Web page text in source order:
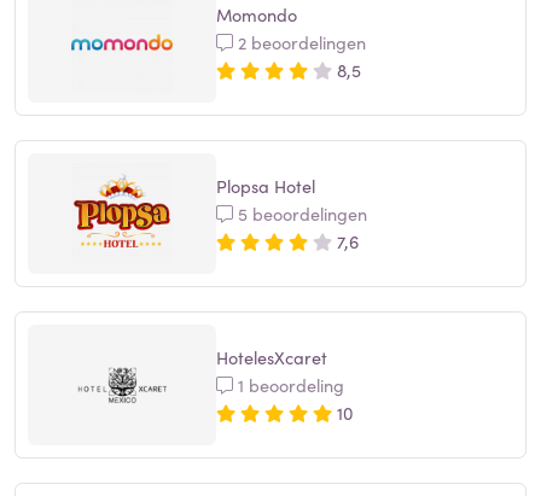
Momondo
2 beoordelingen
8,5
Plopsa Hotel
5 beoordelingen
7,6
HotelesXcaret
1 beoordeling
10